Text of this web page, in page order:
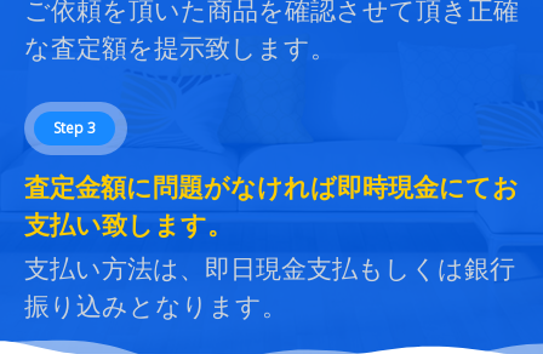
ご依頼を頂いた商品を確認させて頂き正確
な査定額を提示致します。
Step 3
査定金額に問題がなければ即時現金にてお
支払い致します。
支払い方法は、即日現金支払もしくは銀行
振り込みとなります。